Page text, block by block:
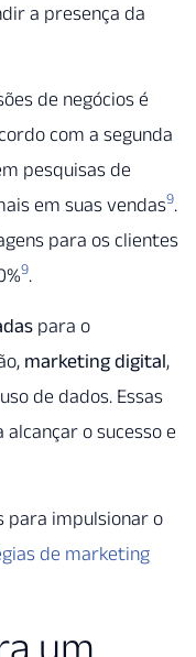
a presença da
de negócios é
com a segunda
pesquisas de
em suas vendas9.
para os clientes
9.
para o
marketing digital,
de dados. Essas
o sucesso e
para impulsionar o
de marketing
um